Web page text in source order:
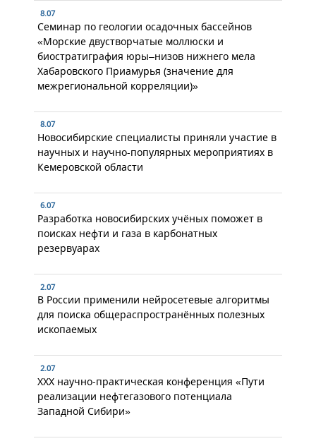
8.07
Семинар по геологии осадочных бассейнов
«Морские двустворчатые моллюски и
биостратиграфия юры–низов нижнего мела
Хабаровского Приамурья (значение для
межрегиональной корреляции)»
8.07
Новосибирские специалисты приняли участие в
научных и научно-популярных мероприятиях в
Кемеровской области
6.07
Разработка новосибирских учёных поможет в
поисках нефти и газа в карбонатных
резервуарах
2.07
В России применили нейросетевые алгоритмы
для поиска общераспространённых полезных
ископаемых
2.07
XXX научно-практическая конференция «Пути
реализации нефтегазового потенциала
Западной Сибири»